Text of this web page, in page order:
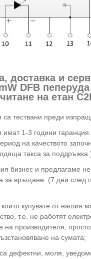
доставка и
DFB
на етан
са тествани преди
имат 1-3 години
на качеството
такса за
бизнес и предлагаме
за връщане. (7 дни след
купувате от нашия
т.е. не работят
на производителя,
на сумата;
дефектни, моля,